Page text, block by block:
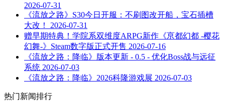
2026-07-31
《流放之路》S30今日开服：不刷图改开船，宝石插槽
大改！
2026-07-31
赠早期特典！学院系双维度ARPG新作《亰都幻都 -樱花
幻舞-》Steam数字版正式开售 2026-07-16
《流放之路：降临》版本更新 - 0.5 - 优化Boss战与远征
系统 2026-07-03
《流放之路：降临》2026科隆游戏展 2026-07-03
热门新闻排行